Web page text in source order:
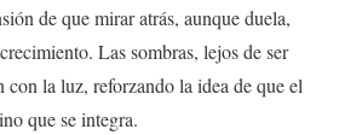
de que mirar atrás, aunque duela,
Las sombras, lejos de ser
la luz, reforzando la idea de que el
que se integra.